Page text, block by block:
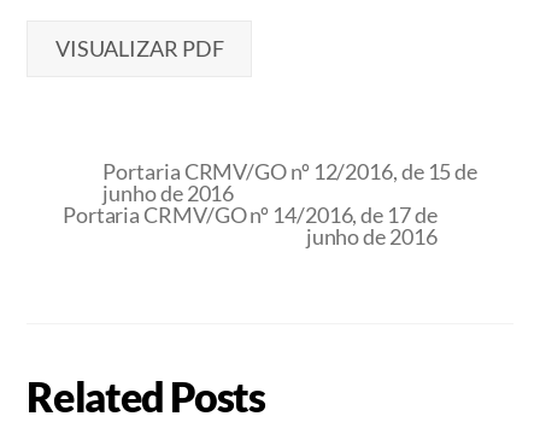
VISUALIZAR PDF
Portaria CRMV/GO nº 12/2016, de 15 de
junho de 2016
Portaria CRMV/GO nº 14/2016, de 17 de
junho de 2016
Related Posts